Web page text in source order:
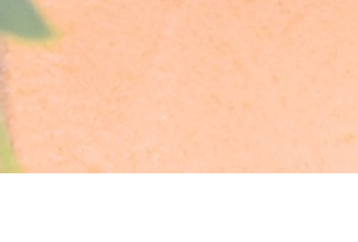
nytt vindu))